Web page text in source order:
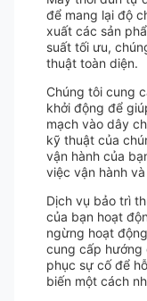
để mang lại độ
xuất các sản
suất tối ưu,
thuật toàn diện.
Chúng tôi cung
khởi động để
mạch vào dây
kỹ thuật của
vận hành của
việc vận hành
Dịch vụ bảo trì
của bạn hoạt
ngừng hoạt
cung cấp hướng
phục sự cố để
biến một cách